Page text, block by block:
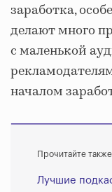
заработка,
делают много
с маленькой
началом
Прочитайте также
Лучшие